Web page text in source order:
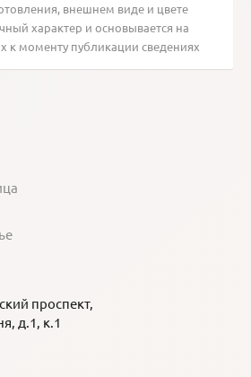
внешнем виде и цвете
характер и основывается на
к моменту публикации сведениях
проспект,
д.1, к.1